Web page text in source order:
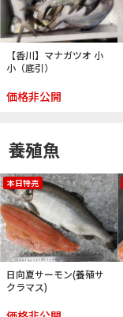
【香川】マナガツオ 小
小（底引）
価格非公開
養殖魚
本日特売
日向夏サーモン(養殖サ
クラマス)